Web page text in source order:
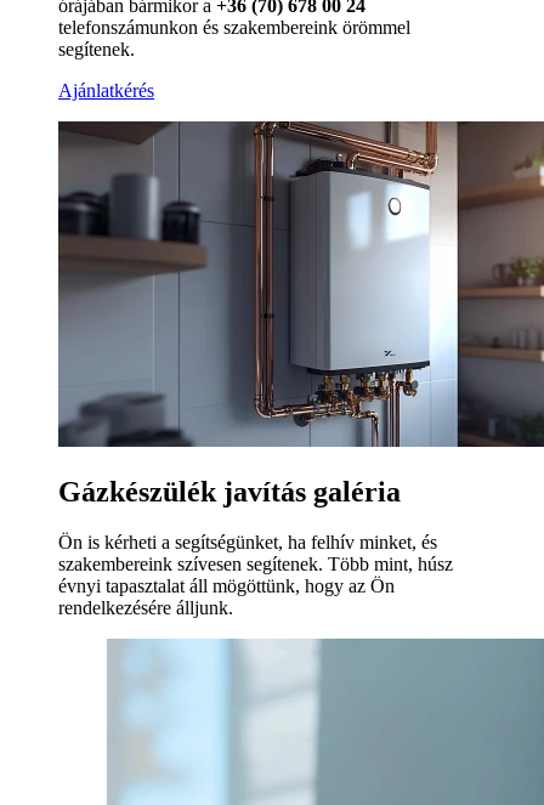
órájában bármikor a +36 (70) 678 00 24
telefonszámunkon és szakembereink örömmel
segítenek.
Ajánlatkérés
Gázkészülék javítás galéria
Ön is kérheti a segítségünket, ha felhív minket, és
szakembereink szívesen segítenek. Több mint, húsz
évnyi tapasztalat áll mögöttünk, hogy az Ön
rendelkezésére álljunk.